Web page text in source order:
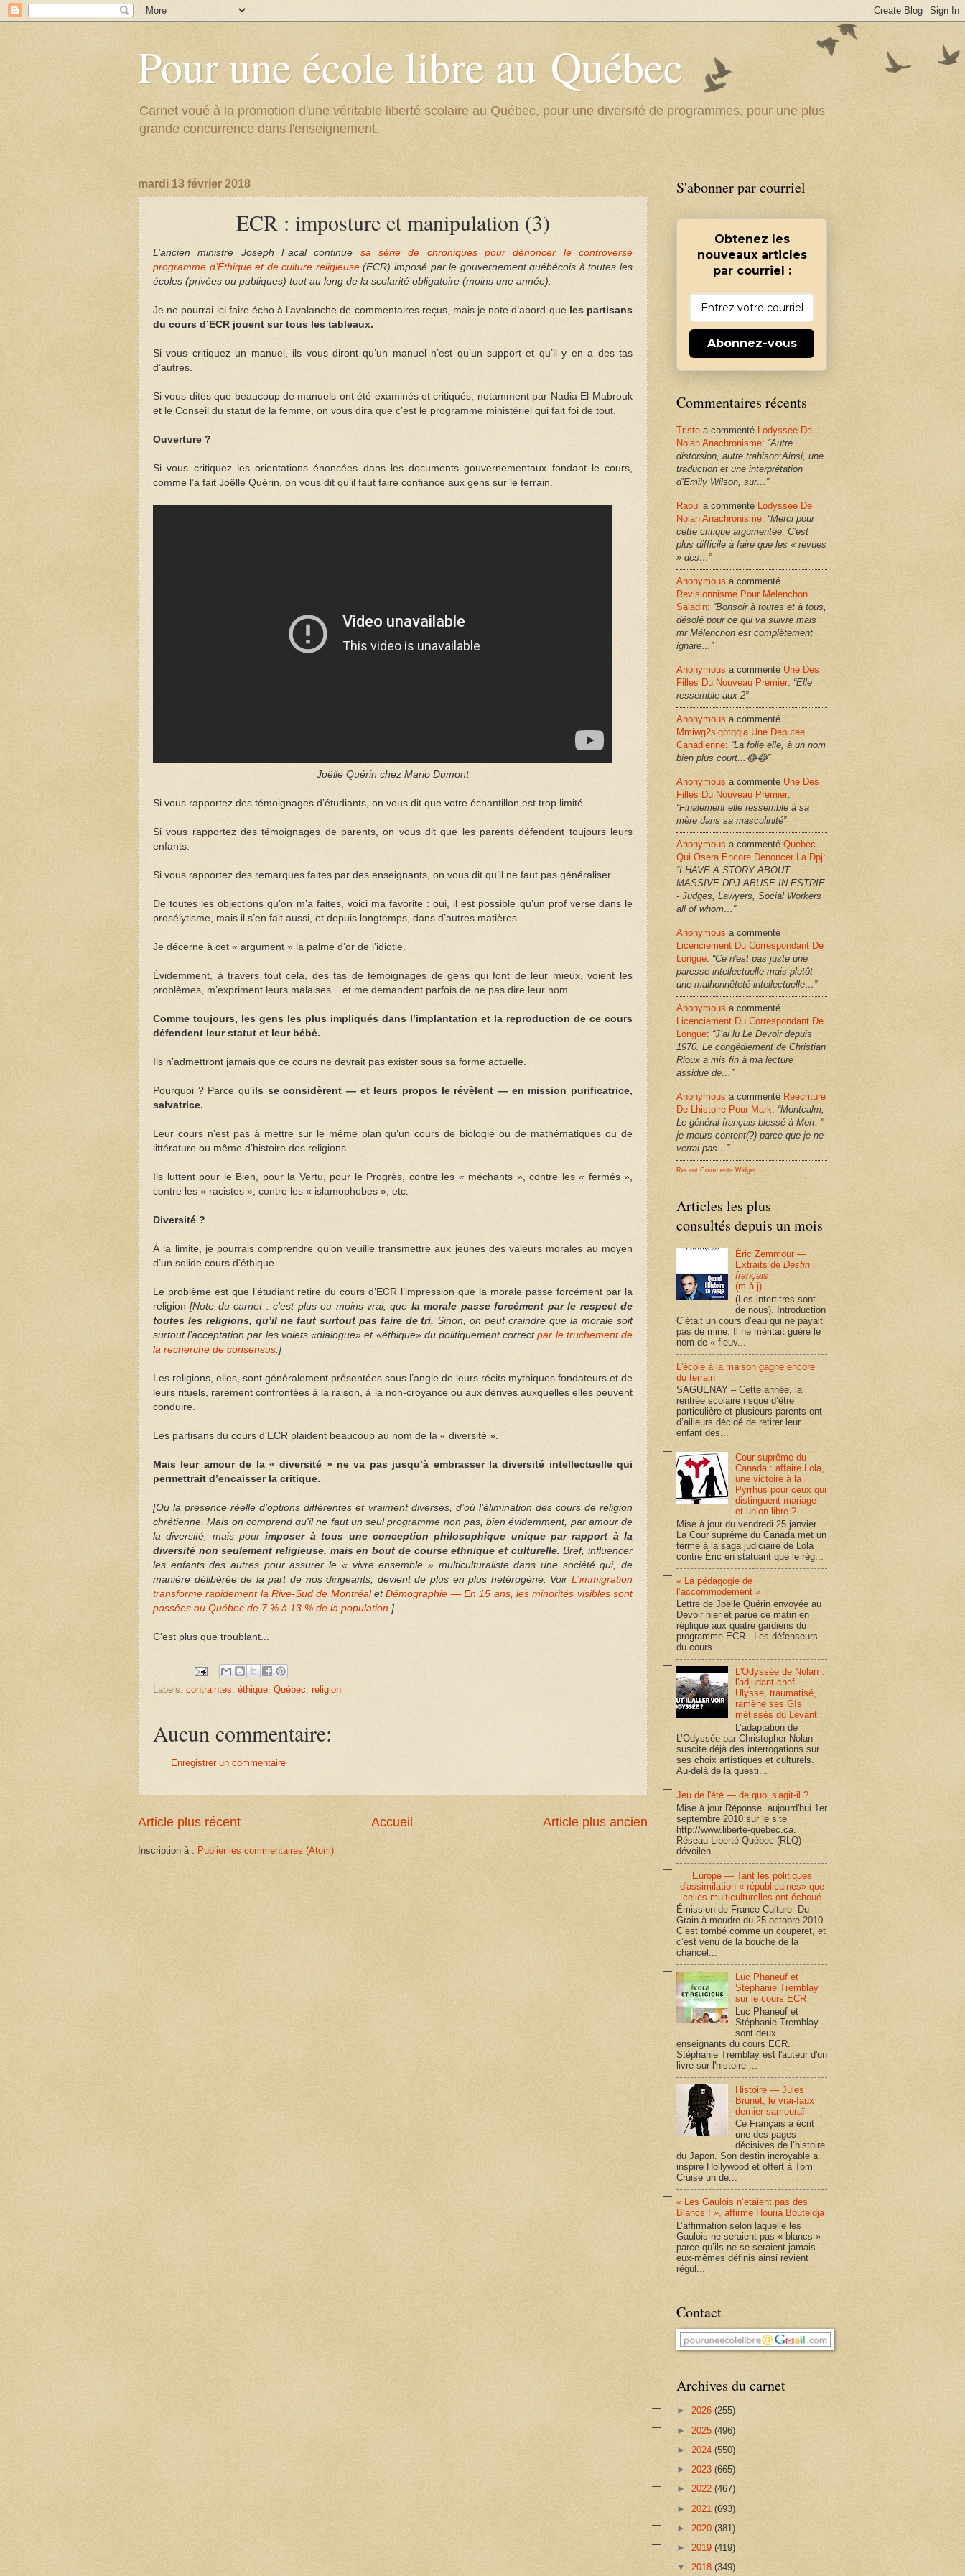
Pour une école libre au Québec
Carnet voué à la promotion d'une véritable liberté scolaire au Québec, pour une diversité de programmes, pour une plus
grande concurrence dans l'enseignement.
mardi 13 février 2018
ECR : imposture et manipulation (3)
L’ancien ministre Joseph Facal continue sa série de chroniques pour dénoncer le controversé
programme d’Éthique et de culture religieuse(ECR) imposé par le gouvernement québécois à toutes les
écoles (privées ou publiques) tout au long de la scolarité obligatoire (moins une année).
Je ne pourrai ici faire écho à l’avalanche de commentaires reçus, mais je note d’abord que les partisans
du cours d’ECR jouent sur tous les tableaux.
Si vous critiquez un manuel, ils vous diront qu’un manuel n’est qu’un support et qu’il y en a des tas
d’autres.
Si vous dites que beaucoup de manuels ont été examinés et critiqués, notamment par Nadia El-Mabrouk
et le Conseil du statut de la femme, on vous dira que c’est le programme ministériel qui fait foi de tout.
Ouverture ?
Si vous critiquez les orientations énoncées dans les documents gouvernementaux fondant le cours,
comme l’a fait Joëlle Quérin, on vous dit qu’il faut faire confiance aux gens sur le terrain.
Joëlle Quérin chez Mario Dumont
Si vous rapportez des témoignages d’étudiants, on vous dit que votre échantillon est trop limité.
Si vous rapportez des témoignages de parents, on vous dit que les parents défendent toujours leurs
enfants.
Si vous rapportez des remarques faites par des enseignants, on vous dit qu’il ne faut pas généraliser.
De toutes les objections qu’on m’a faites, voici ma favorite : oui, il est possible qu’un prof verse dans le
prosélytisme, mais il s’en fait aussi, et depuis longtemps, dans d’autres matières.
Je décerne à cet « argument » la palme d’or de l’idiotie.
Évidemment, à travers tout cela, des tas de témoignages de gens qui font de leur mieux, voient les
problèmes, m’expriment leurs malaises... et me demandent parfois de ne pas dire leur nom.
Comme toujours, les gens les plus impliqués dans l’implantation et la reproduction de ce cours
défendent leur statut et leur bébé.
Ils n’admettront jamais que ce cours ne devrait pas exister sous sa forme actuelle.
Pourquoi ? Parce qu’ils se considèrent — et leurs propos le révèlent — en mission purificatrice,
salvatrice.
Leur cours n’est pas à mettre sur le même plan qu’un cours de biologie ou de mathématiques ou de
littérature ou même d’histoire des religions.
Ils luttent pour le Bien, pour la Vertu, pour le Progrès, contre les « méchants », contre les « fermés »,
contre les « racistes », contre les « islamophobes », etc.
Diversité ?
À la limite, je pourrais comprendre qu’on veuille transmettre aux jeunes des valeurs morales au moyen
d’un solide cours d’éthique.
Le problème est que l’étudiant retire du cours d’ECR l’impression que la morale passe forcément par la
religion[Note du carnet : c’est plus ou moins vrai, que la morale passe forcément par le respect de
toutes les religions, qu’il ne faut surtout pas faire de tri. Sinon, on peut craindre que la morale soit
surtout l’acceptation par les volets «dialogue» et «éthique» du politiquement correctpar le truchement de
la recherche de consensus .]
Les religions, elles, sont généralement présentées sous l’angle de leurs récits mythiques fondateurs et de
leurs rituels, rarement confrontées à la raison, à la non-croyance ou aux dérives auxquelles elles peuvent
conduire.
Les partisans du cours d’ECR plaident beaucoup au nom de la « diversité ».
Mais leur amour de la « diversité » ne va pas jusqu’à embrasser la diversité intellectuelle qui
permettrait d’encaisser la critique.
[Ou la présence réelle d’options différentes et vraiment diverses, d’où l’élimination des cours de religion
chrétienne. Mais on comprend qu'il ne faut un seul programme non pas, bien évidemment, par amour de
la diversité, mais pour imposer à tous une conception philosophique unique par rapport à la
diversité non seulement religieuse, mais en bout de course ethnique et culturelle.Bref, influencer
les enfants des autres pour assurer le « vivre ensemble » multiculturaliste dans une société qui, de
manière délibérée de la part de nos dirigeants, devient de plus en plus hétérogène. Voir L'immigration
transforme rapidement la Rive-Sud de MontréaletDémographie — En 15 ans, les minorités visibles sont
passées au Québec de 7 % à 13 % de la population ]
C’est plus que troublant...
Labels: contraintes, éthique, Québec, religion
Aucun commentaire:
Enregistrer un commentaire
Article plus récent Article plus ancien
Accueil
Inscription à : Publier les commentaires (Atom)
S'abonner par courriel
Obtenez les
nouveaux articles
par courriel :
Abonnez-vous
Commentaires récents
Triste a commenté Lodyssee De
Nolan Anachronisme: “Autre
distorsion, autre trahison:Ainsi, une
traduction et une interprétation
d’Emily Wilson, sur…”
Raoul a commenté Lodyssee De
Nolan Anachronisme: “Merci pour
cette critique argumentée. C'est
plus difficile à faire que les « revues
» des…”
Anonymous a commenté
Revisionnisme Pour Melenchon
Saladin: “Bonsoir à toutes et à tous,
désolé pour ce qui va suivre mais
mr Mélenchon est complètement
ignare…”
Anonymous a commenté Une Des
Filles Du Nouveau Premier: “Elle
ressemble aux 2”
Anonymous a commenté
Mmiwg2slgbtqqia Une Deputee
Canadienne: “La folie elle, à un nom
bien plus court...😂😂”
Anonymous a commenté Une Des
Filles Du Nouveau Premier:
“Finalement elle ressemble à sa
mère dans sa masculinité”
Anonymous a commenté Quebec
Qui Osera Encore Denoncer La Dpj:
“I HAVE A STORY ABOUT
MASSIVE DPJ ABUSE IN ESTRIE
- Judges, Lawyers, Social Workers
all of whom…”
Anonymous a commenté
Licenciement Du Correspondant De
Longue: “Ce n'est pas juste une
paresse intellectuelle mais plutôt
une malhonnêteté intellectuelle…”
Anonymous a commenté
Licenciement Du Correspondant De
Longue: “J’ai lu Le Devoir depuis
1970. Le congédiement de Christian
Rioux a mis fin à ma lecture
assidue de…”
Anonymous a commenté Reecriture
De Lhistoire Pour Mark: “Montcalm,
Le général français blessé à Mort: "
je meurs content(?) parce que je ne
verrai pas…”
Recent Comments Widget
Articles les plus
consultés depuis un mois
Éric Zemmour —
Extraits deDestin
français
(m-à-j)
(Les intertitres sont
de nous). Introduction
C’était un cours d’eau qui ne payait
pas de mine. Il ne méritait guère le
nom de « fleuv...
L'école à la maison gagne encore
du terrain
SAGUENAY – Cette année, la
rentrée scolaire risque d’être
particulière et plusieurs parents ont
d’ailleurs décidé de retirer leur
enfant des...
Cour suprême du
Canada : affaire Lola,
une victoire à la
Pyrrhus pour ceux qui
distinguent mariage
et union libre ?
Mise à jour du vendredi 25 janvier
La Cour suprême du Canada met un
terme à la saga judiciaire de Lola
contre Éric en statuant que le rég...
« La pédagogie de
l’accommodement »
Lettre de Joëlle Quérin envoyée au
Devoir hier et parue ce matin en
réplique aux quatre gardiens du
programme ECR . Les défenseurs
du cours ...
L'Odyssée de Nolan :
l'adjudant-chef
Ulysse, traumatisé,
ramène ses GIs
métissés du Levant
L’adaptation de
L’Odyssée par Christopher Nolan
suscite déjà des interrogations sur
ses choix artistiques et culturels.
Au-delà de la questi...
Jeu de l'été — de quoi s'agit-il ?
Mise à jour Réponse aujourd'hui 1er
septembre 2010 sur le site
http://www.liberte-quebec.ca.
Réseau Liberté-Québec (RLQ)
dévoilen...
Europe — Tant les politiques
d'assimilation « républicaines» que
celles multiculturelles ont échoué
Émission de France Culture Du
Grain à moudre du 25 octobre 2010.
C’est tombé comme un couperet, et
c’est venu de la bouche de la
chancel...
Luc Phaneuf et
Stéphanie Tremblay
sur le cours ECR
Luc Phaneuf et
Stéphanie Tremblay
sont deux
enseignants du cours ECR.
Stéphanie Tremblay est l'auteur d'un
livre sur l'histoire ...
Histoire — Jules
Brunet, le vrai-faux
dernier samouraï
Ce Français a écrit
une des pages
décisives de l’histoire
du Japon. Son destin incroyable a
inspiré Hollywood et offert à Tom
Cruise un de...
« Les Gaulois n’étaient pas des
Blancs ! », affirme Houria Bouteldja
L’affirmation selon laquelle les
Gaulois ne seraient pas « blancs »
parce qu’ils ne se seraient jamais
eux-mêmes définis ainsi revient
régul...
Contact
Archives du carnet
► 2026 (255)
► 2025 (496)
► 2024 (550)
► 2023 (665)
► 2022 (467)
► 2021 (693)
► 2020 (381)
► 2019 (419)
▼ 2018 (349)